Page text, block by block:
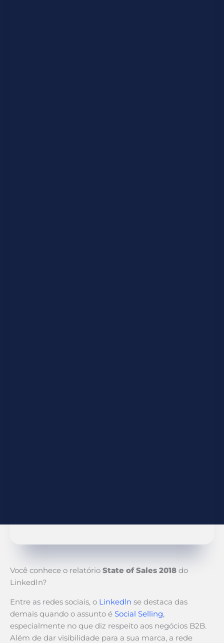
Você conhece o relatório State of Sales 2018 do
LinkedIn?
Entre as redes sociais, o Linkedln se destaca das
demais quando o assunto é Social Selling,
especialmente no que diz respeito aos negócios B2B.
Além de dar visibilidade para a sua marca, a rede